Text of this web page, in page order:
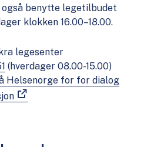
også benytte legetilbudet
klokken 16.00–18.00.
legesenter
(hverdager 08.00-15.00)
Helsenorge for for dialog